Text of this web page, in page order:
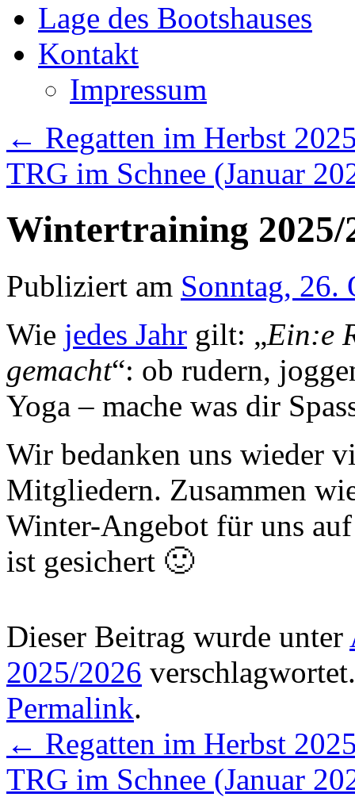
Lage des Bootshauses
Kontakt
Impressum
← Regatten im Herbst
TRG im Schnee (Januar
Wintertraining 2025/
Publiziert am Sonntag, 26.
Wie jedes Jahr gilt: „Ein:e
gemacht“: ob rudern,
Yoga – mache was dir
Wir bedanken uns wieder
Mitgliedern. Zusammen
Winter-Angebot für uns
ist gesichert 🙂
Dieser Beitrag wurde unter
2025/2026
Permalink.
← Regatten im Herbst
TRG im Schnee (Januar